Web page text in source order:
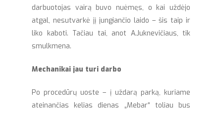
darbuotojas vairą buvo nuėmęs, o kai uždėjo
atgal, nesutvarkė jį jungiančio laido – šis taip ir
liko kaboti. Tačiau tai, anot A.Juknevičiaus, tik
smulkmena.
Mechanikai jau turi darbo
Po procedūrų uoste – į uždarą parką, kuriame
ateinančias kelias dienas „Mebar“ toliau bus